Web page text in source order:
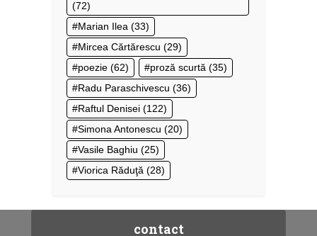
(72)
Marian Ilea (33)
Mircea Cărtărescu (29)
poezie (62) proză scurtă (35)
Radu Paraschivescu (36)
Raftul Denisei (122)
Simona Antonescu (20)
Vasile Baghiu (25)
Viorica Răduţă (28)
contact